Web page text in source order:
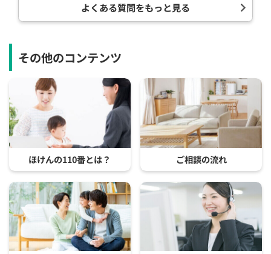
よくある質問をもっと見る
その他のコンテンツ
ほけんの110番とは？ ご相談の流れ